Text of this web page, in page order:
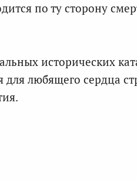
по ту сторону
исторических
для любящего сердца